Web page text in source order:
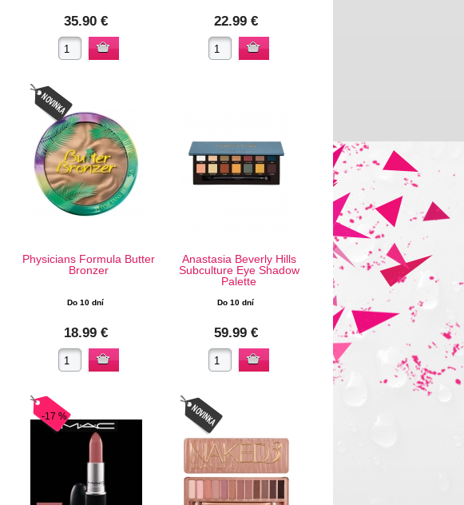
35.90 € 22.99 €
Physicians Formula Butter
Bronzer
Do 10 dní
18.99 €
Anastasia Beverly Hills
Subculture Eye Shadow
Palette
Do 10 dní
59.99 €
-17 %